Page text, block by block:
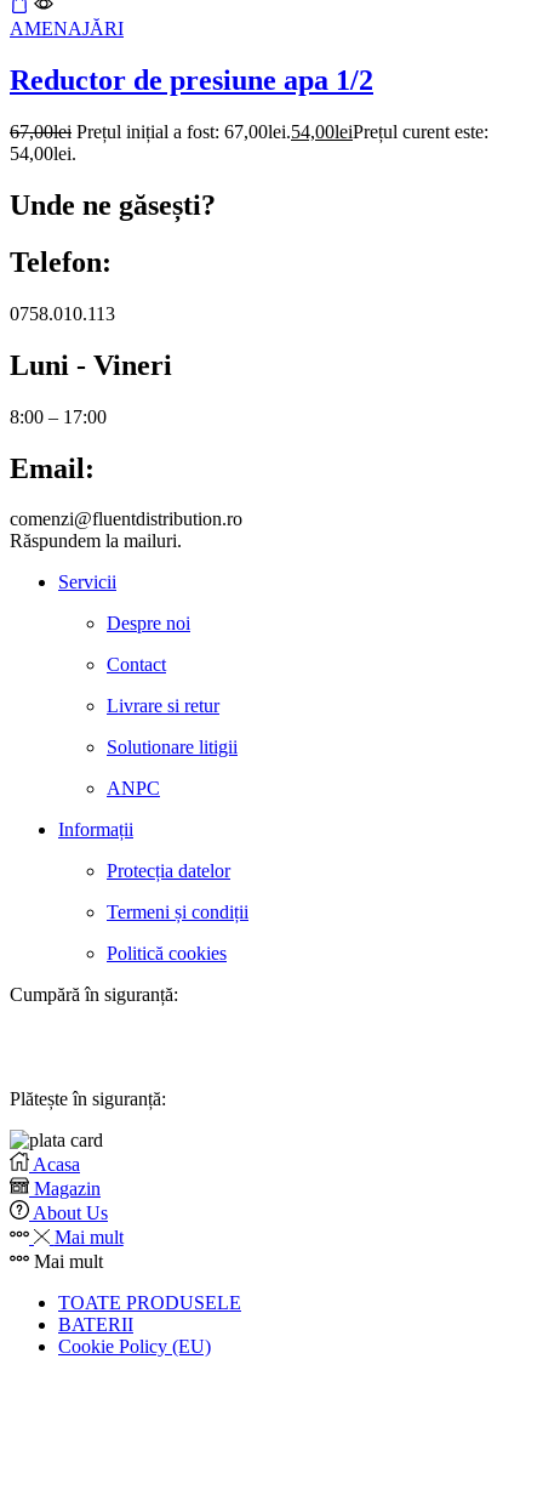
AMENAJĂRI
Reductor de presiune apa 1/2
67,00lei Prețul inițial a fost: 67,00lei.54,00leiPrețul curent este:
54,00lei.
Unde ne găsești?
Telefon:
0758.010.113
Luni - Vineri
8:00 – 17:00
Email:
comenzi@fluentdistribution.ro
Răspundem la mailuri.
Servicii
Despre noi
Contact
Livrare si retur
Solutionare litigii
ANPC
Informații
Protecția datelor
Termeni și condiții
Politică cookies
Cumpără în siguranță:
Plătește în siguranță:
Acasa
Magazin
About Us
Mai mult
Mai mult
TOATE PRODUSELE
BATERII
Cookie Policy (EU)